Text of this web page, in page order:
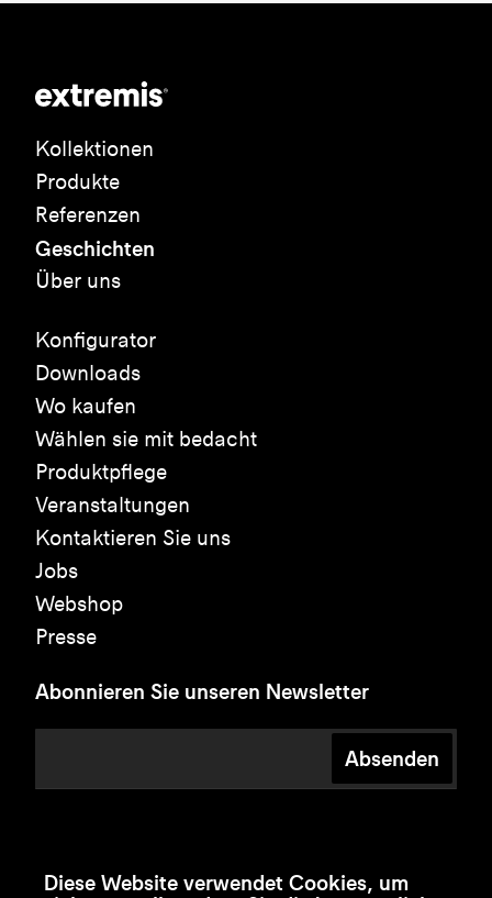
Kollektionen
Produkte
Referenzen
Geschichten
Über uns
Konfigurator
Downloads
Wo kaufen
Wählen sie mit bedacht
Produktpflege
Veranstaltungen
Kontaktieren Sie uns
Jobs
Webshop
Presse
Abonnieren Sie unseren Newsletter
Absenden
Diese Website verwendet Cookies, um